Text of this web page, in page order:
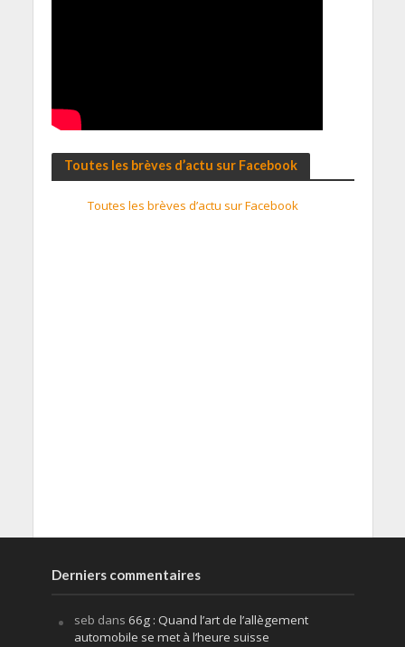
Toutes les brèves d’actu sur Facebook
Toutes les brèves d’actu sur Facebook
Derniers commentaires
seb dans 66g : Quand l’art de l’allègement
automobile se met à l’heure suisse